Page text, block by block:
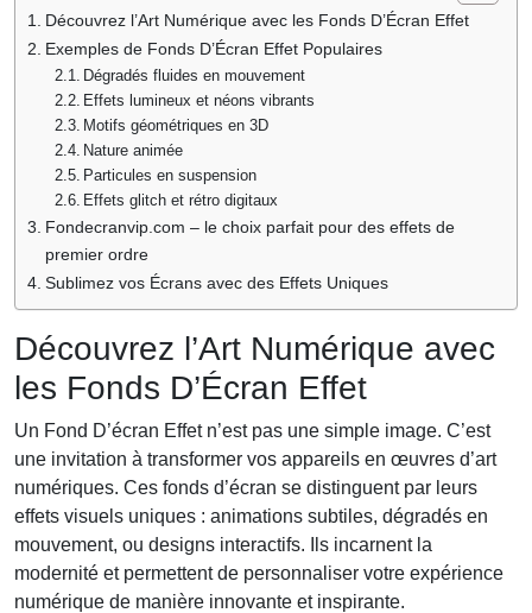
Découvrez l’Art Numérique avec les Fonds D’Écran Effet
Exemples de Fonds D’Écran Effet Populaires
Dégradés fluides en mouvement
Effets lumineux et néons vibrants
Motifs géométriques en 3D
Nature animée
Particules en suspension
Effets glitch et rétro digitaux
Fondecranvip.com – le choix parfait pour des effets de
premier ordre
Sublimez vos Écrans avec des Effets Uniques
Découvrez l’Art Numérique avec
les Fonds D’Écran Effet
Un Fond D’écran Effet n’est pas une simple image. C’est
une invitation à transformer vos appareils en œuvres d’art
numériques. Ces fonds d’écran se distinguent par leurs
effets visuels uniques : animations subtiles, dégradés en
mouvement, ou designs interactifs. Ils incarnent la
modernité et permettent de personnaliser votre expérience
numérique de manière innovante et inspirante.